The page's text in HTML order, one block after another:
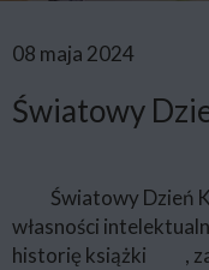
08 maja 2024
Światowy
Światowy Dzień
własności
historię książki
,